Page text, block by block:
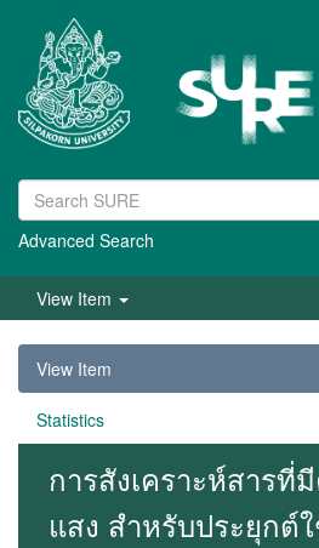
Advanced Search
View Item
View Item
Statistics
การสังเคราะห์สารที่
แสง สำหรับประยุกต์